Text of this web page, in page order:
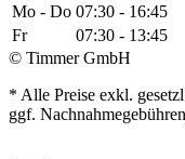
Mo - Do 07:30 - 16:45
Fr
07:30 - 13:45
© Timmer GmbH
* Alle Preise exkl.
ggf.